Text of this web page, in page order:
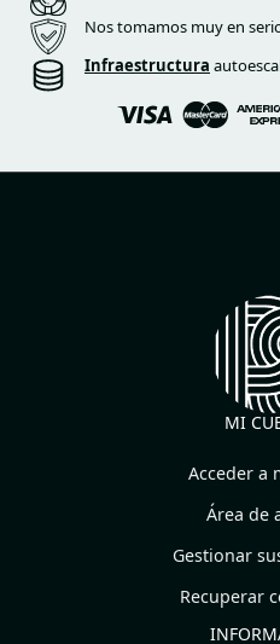
Nos tomamos muy en
Infraestructura
MI
Acceder a
Área de
Gestionar
Recuperar